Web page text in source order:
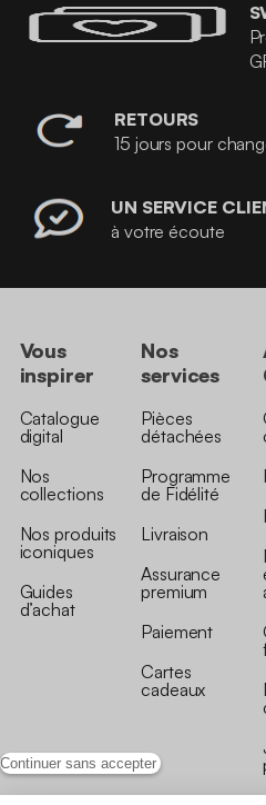
Continuer sans accepter
RETOURS
15 jours pour
UN SERVICE
à votre écoute
Vous
inspirer
Catalogue
digital
Nos
collections
Nos produits
iconiques
Guides
d’achat
Nos
services
Pièces
détachées
Programme
de Fidélité
Livraison
Assurance
premium
Paiement
Cartes
cadeaux